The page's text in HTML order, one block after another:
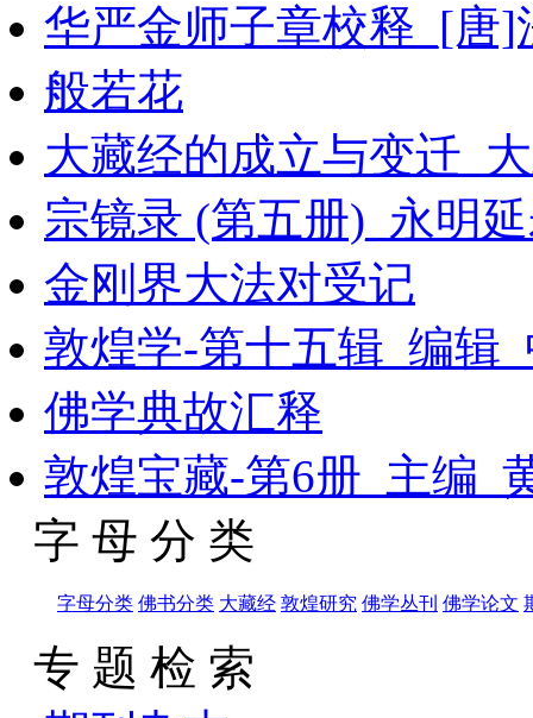
华严金师子章校释_[唐]
般若花
大藏经的成立与变迁_
宗镜录 (第五册)_永明
金刚界大法对受记
敦煌学-第十五辑_编辑
佛学典故汇释
敦煌宝藏-第6册_主编_
字 母 分 类
字母分类 佛书分类 大藏经 敦煌研究 佛学丛刊 佛学论文
专 题 检 索